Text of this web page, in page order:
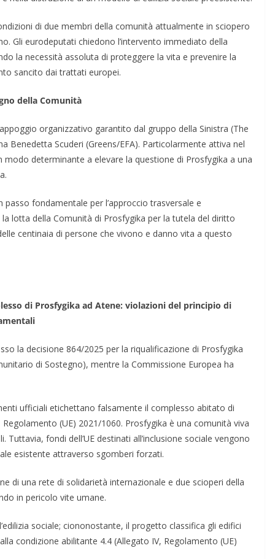
di due membri della comunità attualmente in sciopero
Gli eurodeputati chiedono l’intervento immediato della
la necessità assoluta di proteggere la vita e prevenire la
sancito dai trattati europei.
della Comunità
organizzativo garantito dal gruppo della Sinistra (The
Benedetta Scuderi (Greens/EFA). Particolarmente attiva nel
determinante a elevare la questione di Prosfygika a una
fondamentale per l’approccio trasversale e
lotta della Comunità di Prosfygika per la tutela del diritto
centinaia di persone che vivono e danno vita a questo
di Prosfygika ad Atene: violazioni del principio di
la decisione 864/2025 per la riqualificazione di Prosfygika
di Sostegno), mentre la Commissione Europea ha
ufficiali etichettano falsamente il complesso abitato di
(UE) 2021/1060. Prosfygika è una comunità viva
fondi dell’UE destinati all’inclusione sociale vengono
esistente attraverso sgomberi forzati.
di una rete di solidarietà internazionale e due scioperi della
in pericolo vite umane.
sociale; ciononostante, il progetto classifica gli edifici
condizione abilitante 4.4 (Allegato IV, Regolamento (UE)